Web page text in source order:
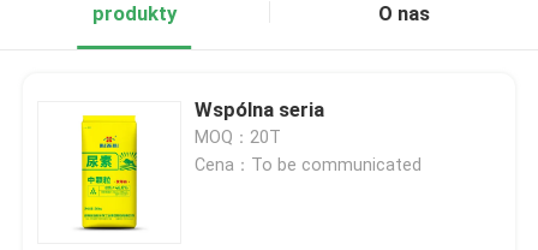
produkty O nas
Wspólna seria
MOQ：20T
Cena：To be communicated